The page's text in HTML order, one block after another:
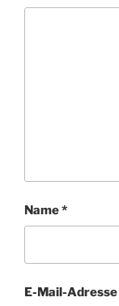
Name*
E-Mail-Adresse